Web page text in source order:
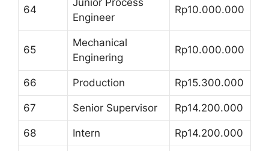
64
Engineer
Rp10.000.000
65
Mechanical
Enginering
Rp10.000.000
66 Production Rp15.300.000
67 Senior Supervisor Rp14.200.000
68 Intern Rp14.200.000